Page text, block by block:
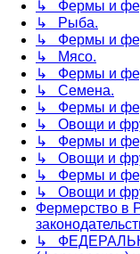
↳ Фермы и
↳ Рыба.
↳ Фермы и
↳ Мясо.
↳ Фермы и
↳ Семена.
↳ Фермы и
↳ Овощи и
↳ Фермы и
↳ Овощи и
↳ Фермы и
↳ Овощи и
Фермерство в
↳